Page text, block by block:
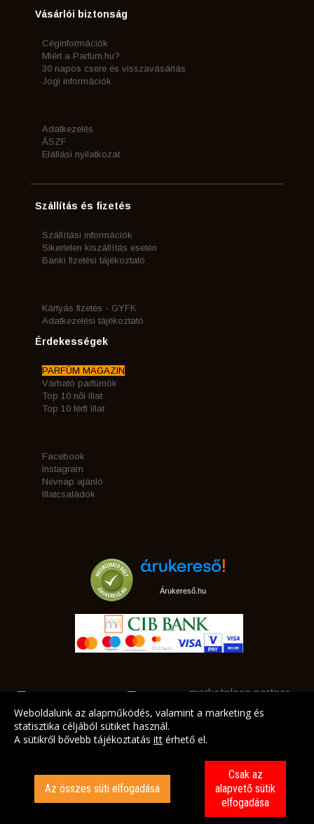
Vásárlói biztonság
Céginformációk
Miért a Parfum.hu?
30 napos csere és visszavásárlás
Jogi információk
Adatkezelés
ÁSZF
Elállási nyilatkozat
Szállítás és fizetés
Szállítási információk
Sikertelen kiszállítás esetén
Banki fizetési tájékoztató
Kártyás fizetés - GYFK
Adatkezelési tájékoztató
Érdekességek
PARFÜM MAGAZIN
Várható parfümök
Top 10 női illat
Top 10 férfi illat
Facebook
Instagram
Névnap ajánló
Illatcsaládok
Árukereső.hu
marketplace partner
Weboldalunk az alapműködés, valamint a marketing és
statisztika céljából sütiket használ.
A sütikről bővebb tájékoztatás itt érhető el.
Az összes süti elfogadása
Csak az
alapvető sütik
elfogadása